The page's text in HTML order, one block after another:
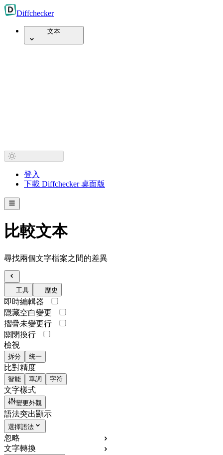
Diffchecker
文本
登入
下載 Diffchecker 桌面版
比較文本
尋找兩個文字檔案之間的差異
工具 歷史
即時編輯器
隱藏空白變更
摺疊未變更行
關閉換行
檢視
拆分 統一
比對精度
智能 單詞 字符
文字樣式
變更外觀
語法突出顯示
選擇語法
忽略
文字轉換